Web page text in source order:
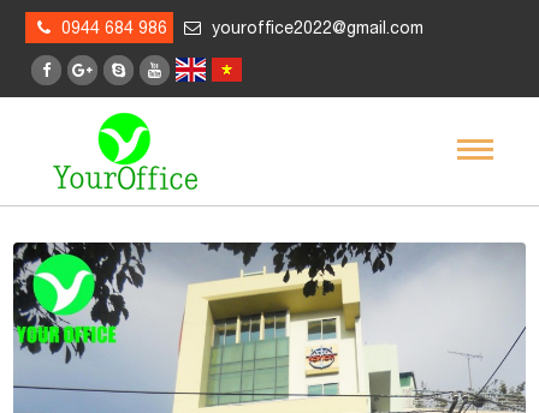
0944 684 986 youroffice2022@gmail.com